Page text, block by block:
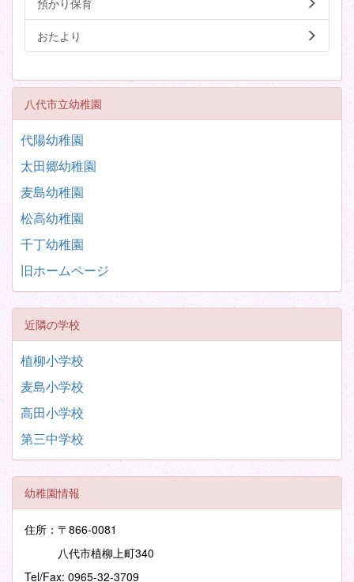
預かり保育
おたより
八代市立幼稚園
代陽幼稚園
太田郷幼稚園
麦島幼稚園
松高幼稚園
千丁幼稚園
旧ホームページ
近隣の学校
植柳小学校
麦島小学校
高田小学校
第三中学校
幼稚園情報
住所：〒866-0081
八代市植柳上町340
Tel/Fax: 0965-32-3709